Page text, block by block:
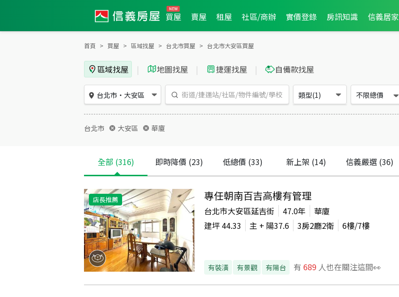
買屋 賣屋 租屋 社區/商辦 實價登錄 房訊知識 信義居家
首頁 買屋 區域找屋 台北市買屋 台北市大安區買屋
區域找屋 | 地圖找屋 | 捷運找屋 | 自備款找屋
台北市 ・ 大安區 類型(1) 不限總價
台北市 大安區 華廈
全部 (316) 即時降價 (23) 低總價 (33) 新上架 (14) 信義嚴選 (36)
店長推薦 專任朝南百吉高樓有管理
台北市大安區延吉街 47.0年
華廈
建坪44.33 主 + 陽37.6 3房2廳2衛 6樓/7樓
有裝潢 有景觀 有陽台 有 689 人也在關注這間👀